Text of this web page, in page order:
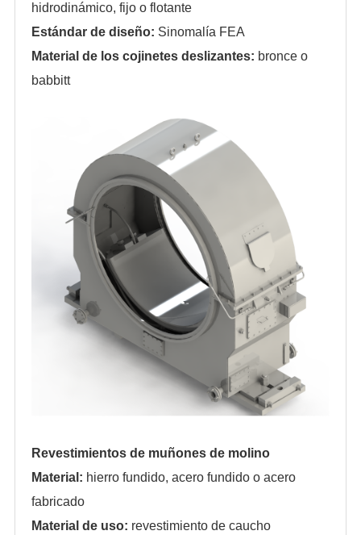
hidrodinámico, fijo o flotante
Estándar de diseño: Sinomalía FEA
Material de los cojinetes deslizantes: bronce o
babbitt
Revestimientos de muñones de molino
Material: hierro fundido, acero fundido o acero
fabricado
Material de uso: revestimiento de caucho